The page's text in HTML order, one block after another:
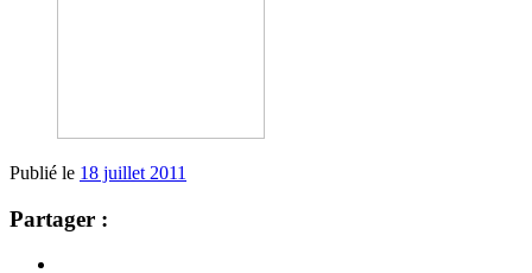
Publié le 18 juillet 2011
Partager :